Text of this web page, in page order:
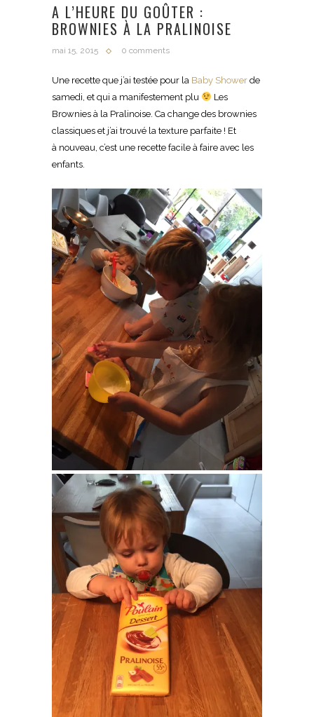
A L’HEURE DU GOÛTER :
BROWNIES À LA PRALINOISE
mai 15, 2015 0 comments
Une recette que j’ai testée pour la Baby Shower de
samedi, et qui a manifestement plu
Les
Brownies à la Pralinoise. Ca change des brownies
classiques et j’ai trouvé la texture parfaite ! Et
à nouveau, c’est une recette facile à faire avec les
enfants.